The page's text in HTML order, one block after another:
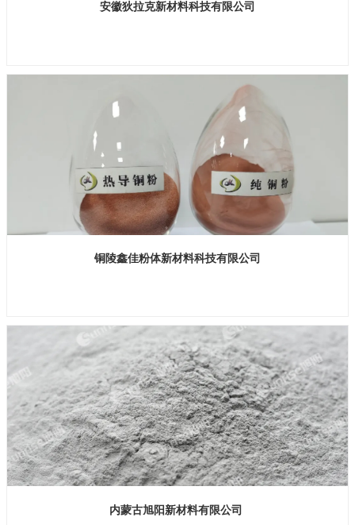
安徽狄拉克新材料科技有限公司
展位号：H1馆 B142
铜陵鑫佳粉体新材料科技有限公司
展位号：H1馆 B1115
内蒙古旭阳新材料有限公司